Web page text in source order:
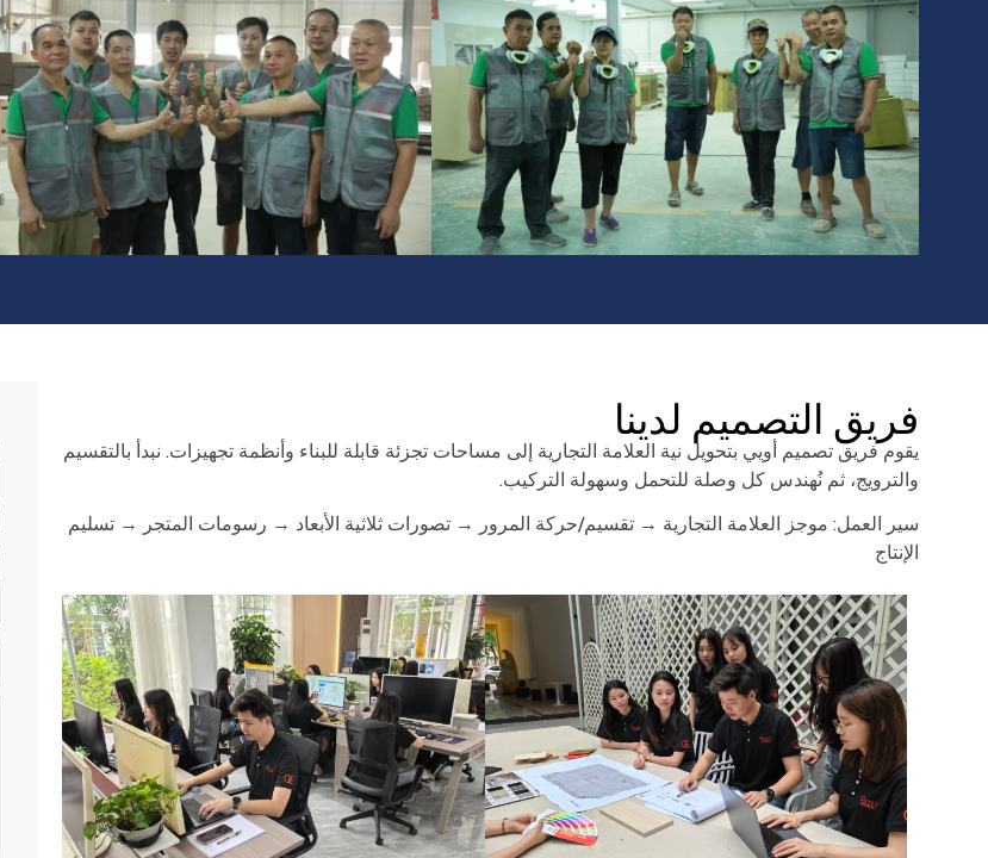
فريق التصميم لدينا
يقوم فريق تصميم أويي بتحويل نية العلامة التجارية إلى مساحات تجزئة قابلة للبناء وأنظمة تجهيزات. نبدأ بالتقسيم
والترويج، ثم نُهندس كل وصلة للتحمل وسهولة التركيب.
سير العمل: موجز العلامة التجارية → تقسيم/حركة المرور → تصورات ثلاثية الأبعاد → رسومات المتجر → تسليم
الإنتاج